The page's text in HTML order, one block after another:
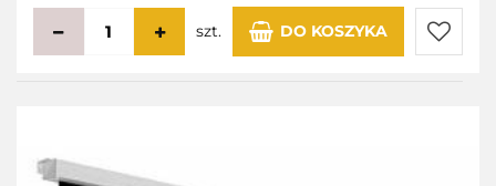
szt. DO KOSZYKA